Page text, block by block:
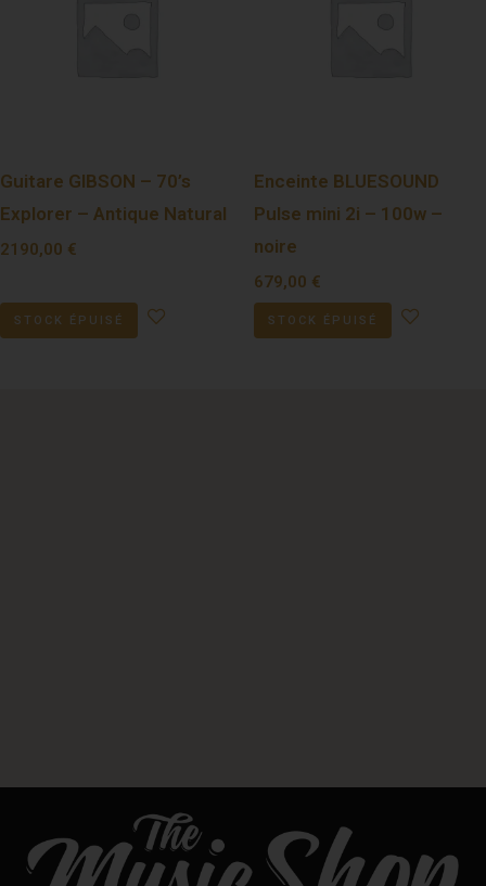
Guitare GIBSON – 70’s
Explorer – Antique Natural
2190,00 €
STOCK ÉPUISÉ
Enceinte BLUESOUND
Pulse mini 2i – 100w –
noire
679,00 €
STOCK ÉPUISÉ